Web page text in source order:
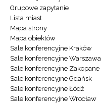
Grupowe zapytanie
Lista miast
Mapa strony
Mapa obiektów
Sale konferencyjne Kraków
Sale konferencyjne Warszawa
Sale konferencyjne Zakopane
Sale konferencyjne Gdańsk
Sale konferencyjne Łódź
Sale konferencyjne Wrocław